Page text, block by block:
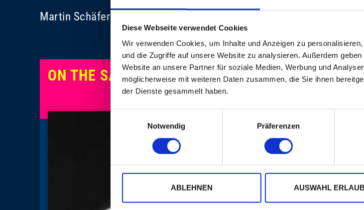
Diese Webseite verwendet Cookies
Wir verwenden Cookies, um Inhalte und Anzeigen zu
und die Zugriffe auf unsere Website zu analysieren. Außerdem
Website an unsere Partner für soziale Medien, Werbung und
möglicherweise mit weiteren Daten zusammen, die Sie ihnen
der Dienste gesammelt haben.
Notwendig
Präferenzen
ABLEHNEN AUSWAHL
Martin Schäfer
ON THE SAME EVENING